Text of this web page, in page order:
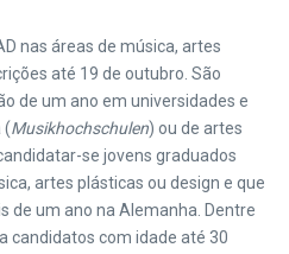
nas áreas de música, artes
até 19 de outubro. São
de um ano em universidades e
(Musikhochschulen) ou de artes
se jovens graduados
artes plásticas ou design e que
de um ano na Alemanha. Dentre
candidatos com idade até 30